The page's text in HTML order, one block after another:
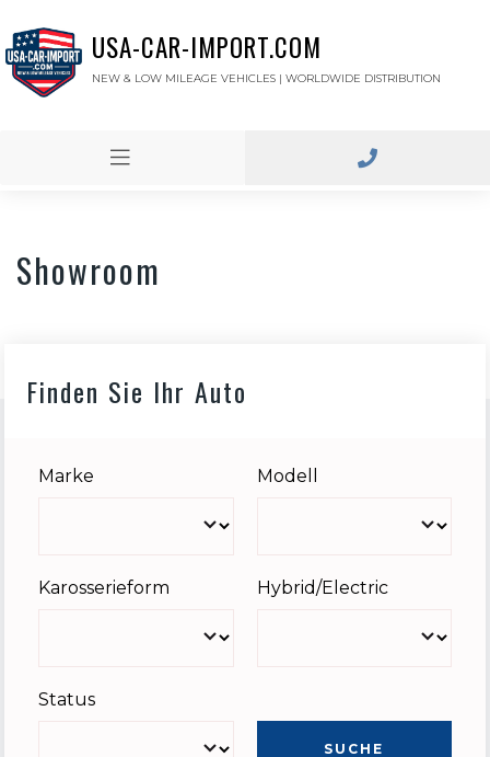
USA-CAR-IMPORT.COM
NEW & LOW MILEAGE VEHICLES | WORLDWIDE DISTRIBUTION
Showroom
Finden Sie Ihr Auto
Marke Modell
Karosserieform Hybrid/Electric
Status